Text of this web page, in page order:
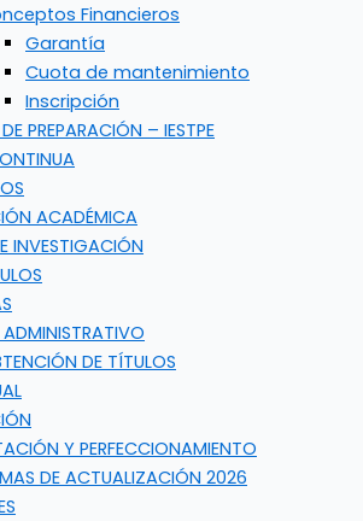
Financieros
Garantía
Cuota de mantenimiento
Inscripción
PREPARACIÓN – IESTPE
ACADÉMICA
INVESTIGACIÓN
ADMINISTRATIVO
DE TÍTULOS
Y PERFECCIONAMIENTO
DE ACTUALIZACIÓN 2026